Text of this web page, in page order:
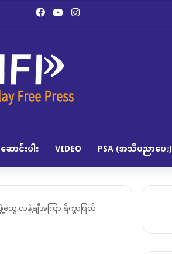
Facebook
YouTubeInstagram
ဆောင်းပါး VIDEO PSA (အသိပညာပေး)
လနဲ့ချီအကြာ ရိက္ခာဖြတ်